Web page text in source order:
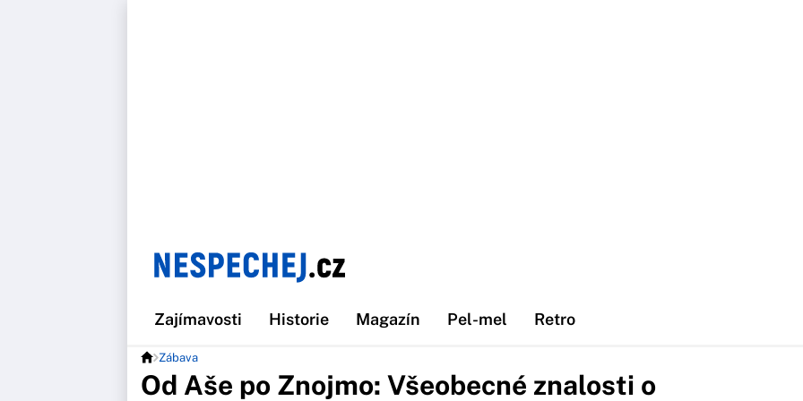
Zajímavosti Historie Magazín Pel-mel Retro
Zábava
Od Aše po Znojmo: Všeobecné znalosti o